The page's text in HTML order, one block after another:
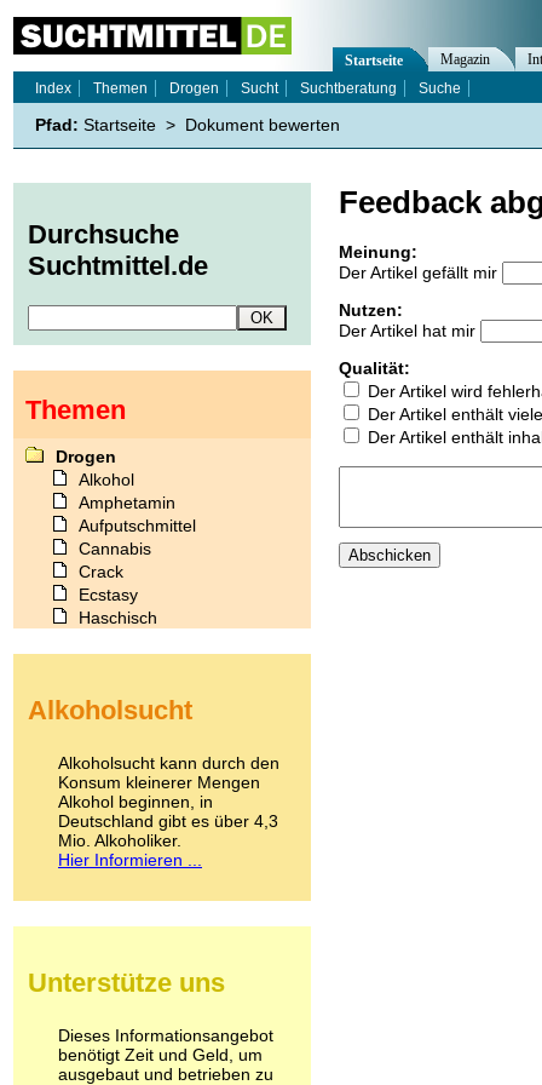
Feedback
Meinung:
Der Artikel gefällt mir
Nutzen:
Der Artikel hat mir
Qualität:
Der Artikel wird
Der Artikel enthält
Der Artikel enthält
Startseite Magazin
Index
Themen Drogen Sucht Suchtberatung Suche
Pfad: Startseite > Dokument bewerten
Durchsuche
Suchtmittel.de
Themen
Drogen
Alkohol
Amphetamin
Aufputschmittel
Cannabis
Crack
Ecstasy
Haschisch
Kokain
LSD
Marihuana
Medikamente
Meskalin
Metamphetamin
Methadon
Pilze
Psychopharmaka
Schlafmittel
Schmerzmittel
Alkoholsucht
Alkoholsucht kann durch den
Konsum kleinerer Mengen
Alkohol beginnen, in
Deutschland gibt es über 4,3
Mio. Alkoholiker.
Hier Informieren ...
Unterstütze uns
Dieses Informationsangebot
benötigt Zeit und Geld, um
ausgebaut und betrieben zu